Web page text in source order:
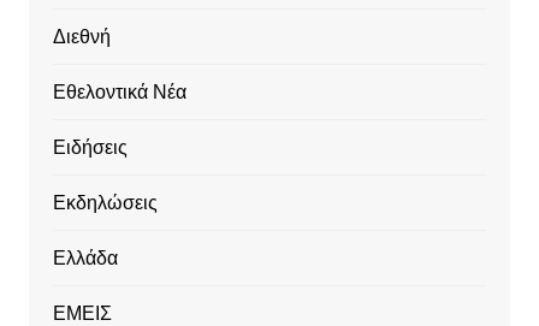
Διεθνή
Εθελοντικά Νέα
Ειδήσεις
Εκδηλώσεις
Ελλάδα
ΕΜΕΙΣ